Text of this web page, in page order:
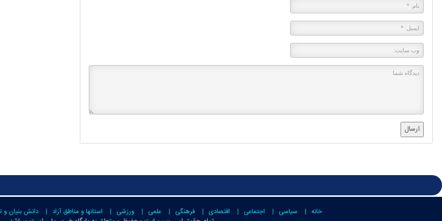
ارسال
خانه سیاسی اجتماعی اقتصادی فرهنگی علمی ورزشی استانها و مناطق آزاد دانش بنیان و